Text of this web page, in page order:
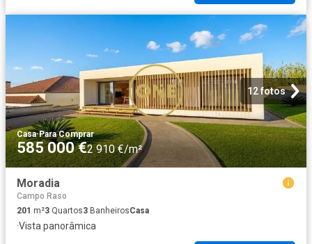
12 fotos
Casa·Para Comprar
585 000 €2 910 €/m²
Moradia
Campo Raso
201 m²3 Quartos3 BanheirosCasa
·Vista panorâmica